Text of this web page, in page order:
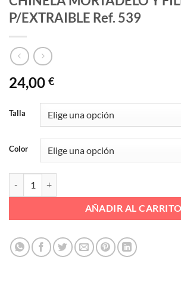
P/EXTRAIBLE Ref. 539
24,00 €
Talla
Color
AÑADIR AL CARRITO